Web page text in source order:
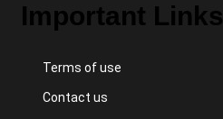
Important Links
Terms of use
Contact us